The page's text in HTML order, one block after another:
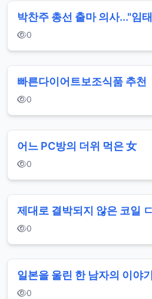
박찬주 총선 출마 의사..."임
0
빠른 다이어트보조식품 추천
0
어느 PC방의 더위 먹은 女
0
제대로 결박되지 않은 코일
0
일본을 울린 한 남자의 이야기
0